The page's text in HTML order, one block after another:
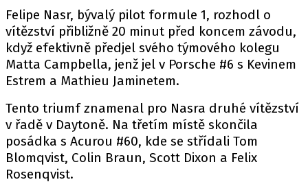
ČEŠI V AKCI
FIA CEZ & POHÁRY
MEZINÁRODNÍ SCÉNA
Máte příběh, fotku nebo video?
Pošlete e-mail na autoroad.cz
Felipe Nasr, bývalý pilot formule 1, rozhodl o
vítězství přibližně 20 minut před koncem závodu,
když efektivně předjel svého týmového kolegu
Matta Campbella, jenž jel v Porsche #6 s Kevinem
Estrem a Mathieu Jaminetem.
Tento triumf znamenal pro Nasra druhé vítězství
v řadě v Daytoně. Na třetím místě skončila
posádka s Acurou #60, kde se střídali Tom
Blomqvist, Colin Braun, Scott Dixon a Felix
Rosenqvist.